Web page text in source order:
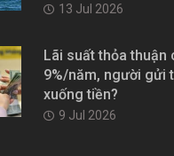
13 Jul 2026
Lãi suất thỏa thuận
9%/năm, người gửi
xuống tiền?
9 Jul 2026